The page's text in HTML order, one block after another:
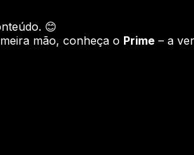
😊
mão, conheça o Prime– a